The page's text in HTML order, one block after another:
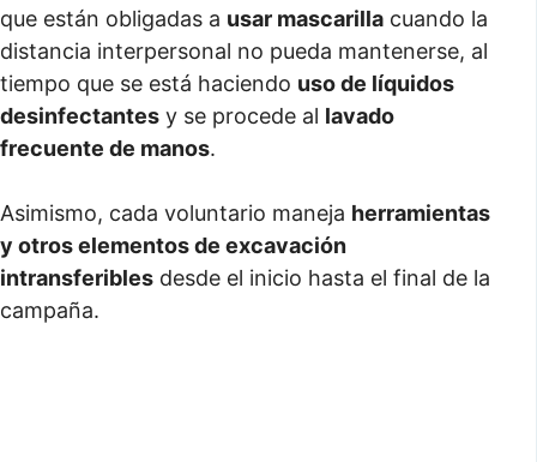
que están obligadas a usar mascarilla cuando la
distancia interpersonal no pueda mantenerse, al
tiempo que se está haciendo uso de líquidos
desinfectantes y se procede al lavado
frecuente de manos.
Asimismo, cada voluntario maneja herramientas
y otros elementos de excavación
intransferibles desde el inicio hasta el final de la
campaña.